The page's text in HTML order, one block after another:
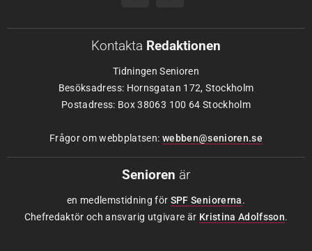
Kontakta Redaktionen
Tidningen Senioren
Besöksadress: Hornsgatan 172, Stockholm
Postadress: Box 38063 100 64 Stockholm
Frågor om webbplatsen: webben@senioren.se
Senioren är
en medlemstidning för SPF Seniorerna.
Chefredaktör och ansvarig utgivare är Kristina Adolfsson.